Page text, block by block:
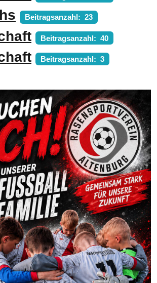
Beitragsanzahl: 23
Beitragsanzahl: 40
Beitragsanzahl: 3